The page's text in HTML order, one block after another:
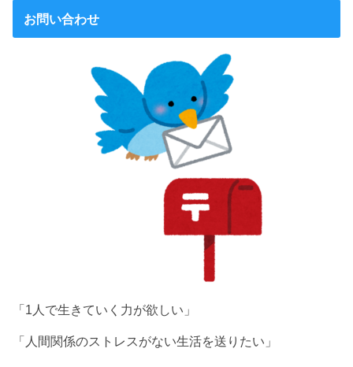
お問い合わせ
「1人で生きていく力が欲しい」
「人間関係のストレスがない生活を送りたい」